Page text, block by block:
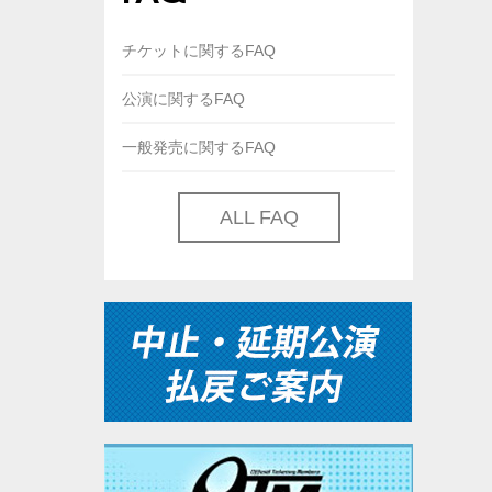
チケットに関するFAQ
公演に関するFAQ
一般発売に関するFAQ
ALL FAQ